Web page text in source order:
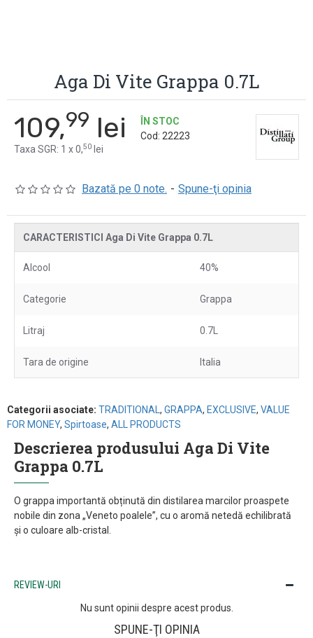
Aga Di Vite Grappa 0.7L
Bazată pe 0 note. - Spune-ţi opinia
109,99 lei
Taxa SGR: 1 x 0,50 lei
ÎN STOC
Cod: 22223
CARACTERISTICI Aga Di Vite Grappa 0.7L
Alcool 40%
Categorie Grappa
Litraj 0.7L
Tara de origine Italia
Categorii asociate: TRADITIONAL, GRAPPA, EXCLUSIVE, VALUE
FOR MONEY, Spirtoase, ALL PRODUCTS
Descrierea produsului Aga Di Vite
Grappa 0.7L
O grappa importantă obținută din distilarea marcilor proaspete
nobile din zona „Veneto poalele”, cu o aromă netedă echilibrată
și o culoare alb-cristal.
REVIEW-URI
Nu sunt opinii despre acest produs.
SPUNE-ŢI OPINIA